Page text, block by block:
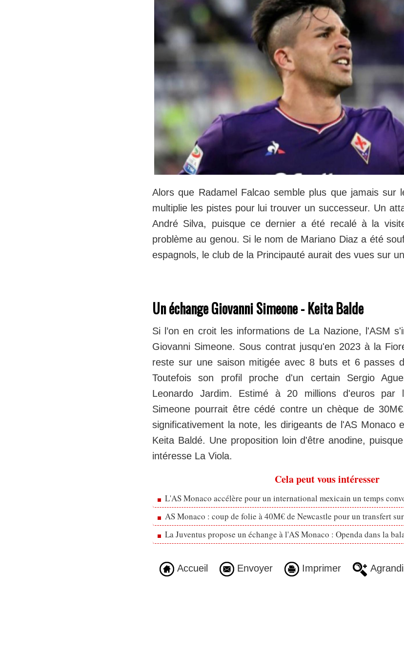
Alors que Radamel Falcao semble plus que jamais sur
multiplie les pistes pour lui trouver un successeur. Un
André Silva, puisque ce dernier a été recalé à la
problème au genou. Si le nom de Mariano Diaz a été
espagnols, le club de la Principauté aurait des vues sur
Un échange Giovanni Simeone - Keita Balde
Si l’on en croit les informations de La Nazione, l'ASM
Giovanni Simeone. Sous contrat jusqu'en 2023 à la
reste sur une saison mitigée avec 8 buts et 6 passes
Toutefois son profil proche d'un certain Sergio
Leonardo Jardim. Estimé à 20 millions d'euros par
Simeone pourrait être cédé contre un chèque de
significativement la note, les dirigeants de l'AS Monaco
Keita Baldé. Une proposition loin d'être anodine,
intéresse La Viola.
Cela peut vous intéresser
L'AS Monaco accélère pour un international mexicain un temps
AS Monaco : coup de folie à 40M€ de Newcastle pour un transfert
La Juventus propose un échange à l'AS Monaco : Openda dans la
Accueil Envoyer Imprimer